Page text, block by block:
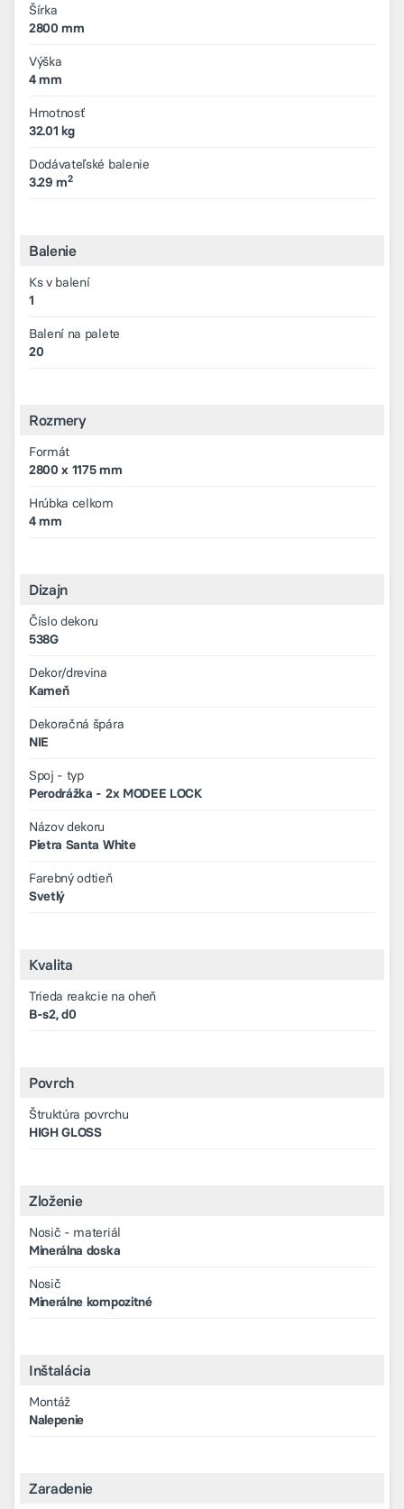
Šírka
2800 mm
Výška
4 mm
Hmotnosť
32.01 kg
Dodávateľské balenie
3.29 m2
Balenie
Ks v balení
1
Balení na palete
20
Rozmery
Formát
2800 x 1175 mm
Hrúbka celkom
4 mm
Dizajn
Číslo dekoru
538G
Dekor/drevina
Kameň
Dekoračná špára
NIE
Spoj - typ
Perodrážka - 2x MODEE LOCK
Názov dekoru
Pietra Santa White
Farebný odtieň
Svetlý
Kvalita
Trieda reakcie na oheň
B-s2, d0
Povrch
Štruktúra povrchu
HIGH GLOSS
Zloženie
Nosič - materiál
Minerálna doska
Nosič
Minerálne kompozitné
Inštalácia
Montáž
Nalepenie
Zaradenie